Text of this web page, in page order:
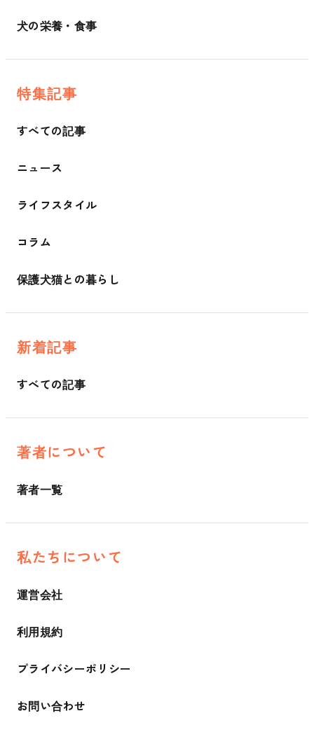
犬の栄養・食事
特集記事
すべての記事
ニュース
ライフスタイル
コラム
保護犬猫との暮らし
新着記事
すべての記事
著者について
著者一覧
私たちについて
運営会社
利用規約
プライバシーポリシー
お問い合わせ